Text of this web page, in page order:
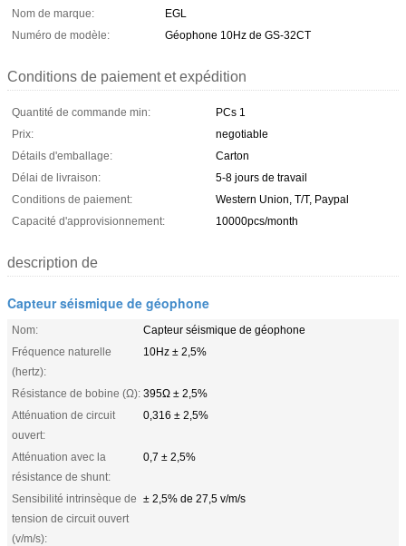
Nom de marque:
EGL
Numéro de modèle:
Géophone 10Hz de GS-32CT
Conditions de paiement et expédition
Quantité de commande min:
PCs 1
Prix:
negotiable
Détails d'emballage:
Carton
Délai de livraison:
5-8 jours de travail
Conditions de paiement:
Western Union, T/T, Paypal
Capacité d'approvisionnement:
10000pcs/month
description de
Capteur séismique de géophone
Nom:
Capteur séismique de géophone
Fréquence naturelle
(hertz):
10Hz ± 2,5%
Résistance de bobine (Ω): 395Ω ± 2,5%
Atténuation de circuit
ouvert:
0,316 ± 2,5%
Atténuation avec la
résistance de shunt:
0,7 ± 2,5%
Sensibilité intrinsèque de
tension de circuit ouvert
(v/m/s):
± 2,5% de 27,5 v/m/s